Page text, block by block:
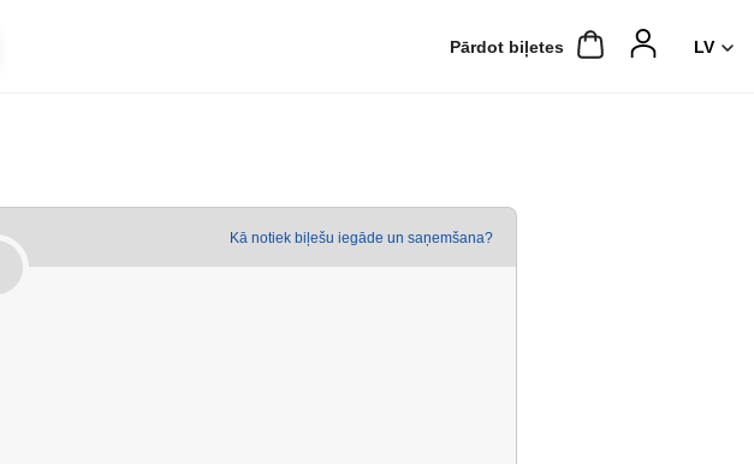
Pārdot biļetes
Kā notiek biļešu iegāde un saņemšana?